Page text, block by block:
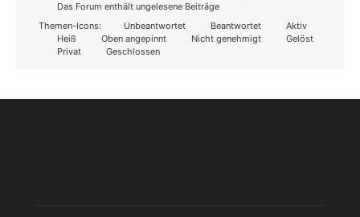
Das Forum enthält ungelesene Beiträge
Themen-Icons:
Unbeantwortet Beantwortet
Aktiv
Heiß
Oben angepinnt Nicht genehmigt
Gelöst
Privat
Geschlossen